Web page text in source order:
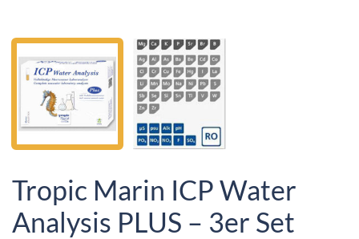
Tropic Marin ICP Water
Analysis PLUS – 3er Set